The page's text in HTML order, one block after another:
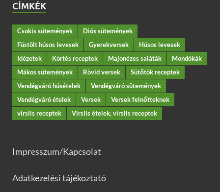
CÍMKÉK
Csokis sütemények
Diós sütemények
Füstölt húsos levesek
Gyerekversek
Húsos levesek
Idézetek
Körtés receptek Majonézes saláták
Mondókák
Mákos sütemények
Rövid versek
Sütőtök receptek
Vendégváró húsételek
Vendégváró sütemények
Vendégváró ételek
Versek
Versek felnőtteknek
virslis receptek
Virslis ételek, virslis receptek
Impresszum/Kapcsolat
Adatkezelési tájékoztató